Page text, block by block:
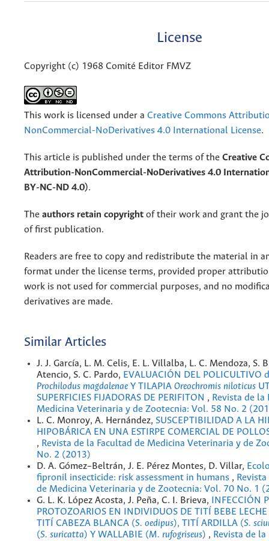
License
Copyright (c) 1968 Comité Editor FMVZ
This work is licensed under a Creative Commons
NonCommercial-NoDerivatives 4.0 International License.
This article is published under the terms of the Creative
Attribution-NonCommercial-NoDerivatives 4.0
BY-NC-ND 4.0).
The authors retain copyright of their work and grant the
of first publication.
Readers are free to copy and redistribute the material in
format under the license terms, provided proper
work is not used for commercial purposes, and no
derivatives are made.
Similar Articles
J. J. García, L. M. Celis, E. L. Villalba, L. C. Mendoza, S.
Atencio, S. C. Pardo, EVALUACIÓN DEL POLICULTIVO
Prochilodus magdalenae Y TILAPIA Oreochromis niloticus
SUPERFICIES FIJADORAS DE PERIFITON , Revista de la
Medicina Veterinaria y de Zootecnia: Vol. 58 No. 2
L. C. Monroy, A. Hernández, SUSCEPTIBILIDAD A LA
HIPOBÁRICA EN UNA ESTIRPE COMERCIAL DE
, Revista de la Facultad de Medicina Veterinaria y de
No. 2 (2013)
D. A. Gómez–Beltrán, J. E. Pérez Montes, D. Villar,
fipronil insecticide: risk assessment in humans ,
de Medicina Veterinaria y de Zootecnia: Vol. 70 No. 1
G. L. K. López Acosta, J. Peña, C. I. Brieva,
INFECCIÓN
PROTOZOARIOS EN INDIVIDUOS DE TITÍ BEBE
TITÍ CABEZA BLANCA (S. oedipus), TITÍ ARDILLA (S.
(S. suricatta) Y WALLABIE (M. rufogriseus) , Revista de